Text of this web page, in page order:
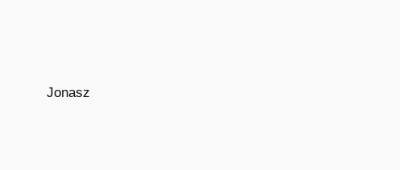
Jonasz